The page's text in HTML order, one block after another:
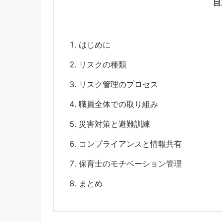
はじめに
リスクの種類
リスク管理のプロセス
職員全体での取り組み
災害対策と避難訓練
コンプライアンスと情報共有
保育士のモチベーション管理
まとめ